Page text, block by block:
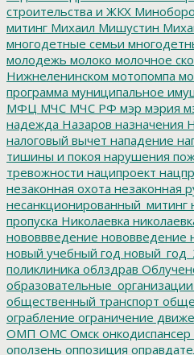
строительства и ЖКХ
митинг Михаил Мишустин
многодетные семьи
молодежь молоко молочное
Нижнеленинском мотопомпа
программа муниципальное
МФЦ МЧС МЧС РФ мэр мэрия
надежда Назаров назначения
налоговый вычет нападение
тишины и покоя нарушения
тревожности наципроект
незаконная охота незаконная
несанкционированный_митинг
пропуска Николаевка
нововвведение нововведение
новый учебный год
поликлиника облздрав
образовательные_организации
общественный транспорт
ограбление ограничение
ОМП ОМС Омск онкодиспансер
оползень оппозиция